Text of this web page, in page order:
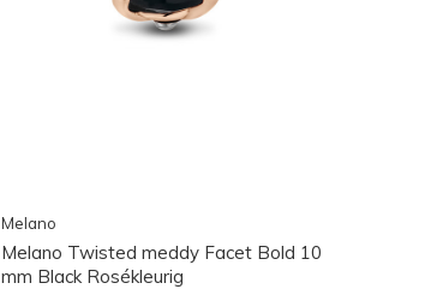
Melano
Melano Twisted meddy Facet Bold 10
mm Black Rosékleurig